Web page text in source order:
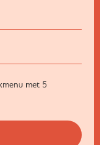
met 5